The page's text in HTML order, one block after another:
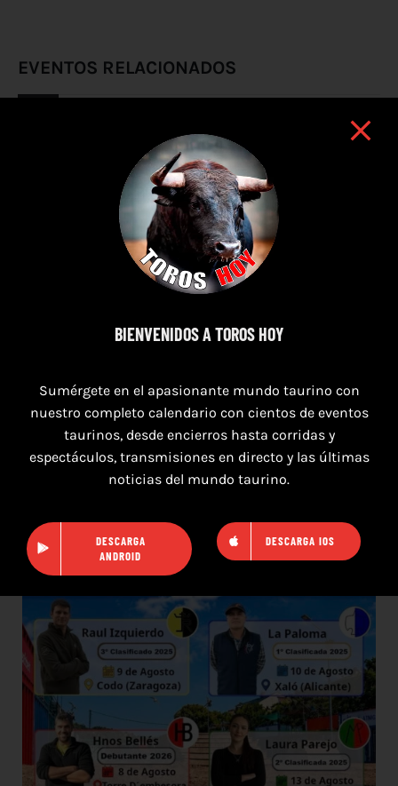
EVENTOS RELACIONADOS
7 de agosto de 2026
BIENVENIDOS A TOROS HOY
Sumérgete en el apasionante mundo taurino con
nuestro completo calendario con cientos de eventos
taurinos, desde encierros hasta corridas y
espectáculos, transmisiones en directo y las últimas
noticias del mundo taurino.
DESCARGA
ANDROID
DESCARGA IOS